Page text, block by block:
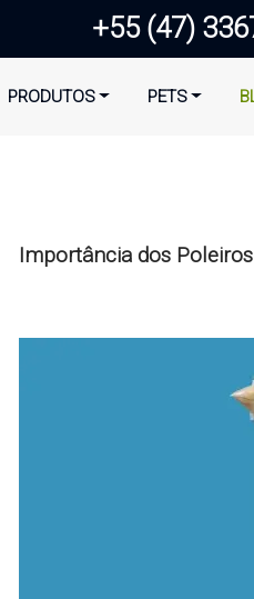
+55 (47)
PRODUTOS PETS
Importância dos Poleiros